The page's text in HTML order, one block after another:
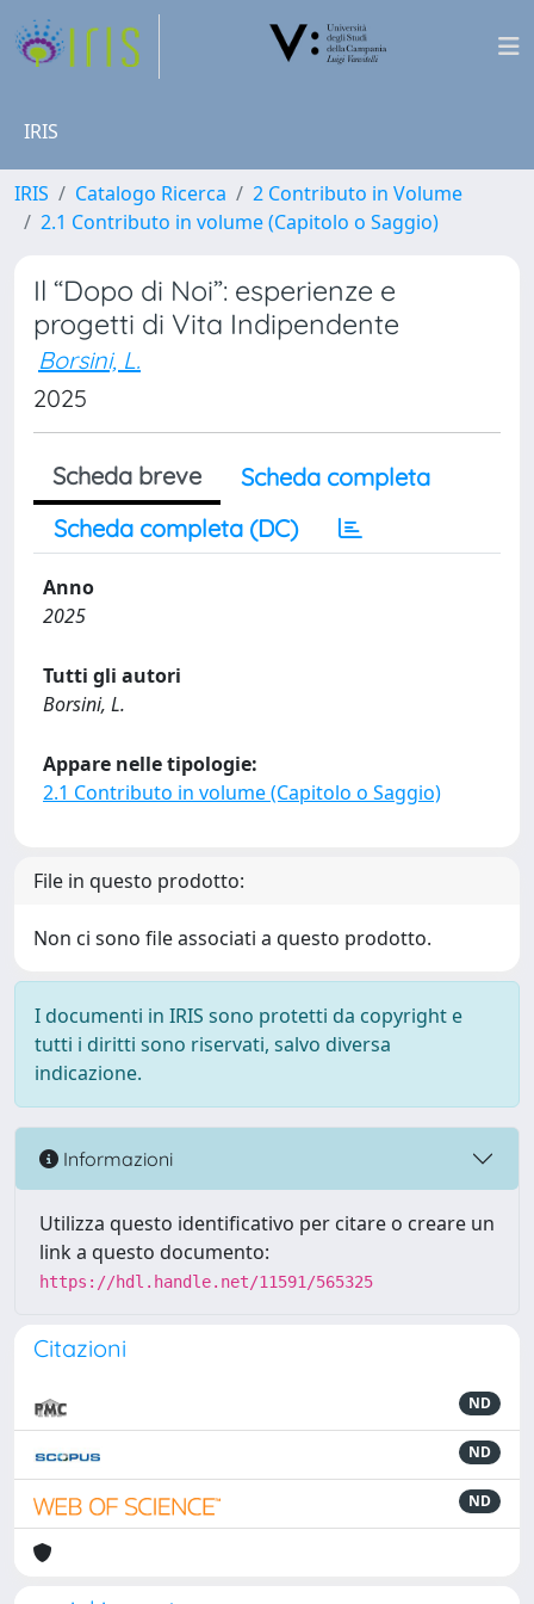
IRIS
IRIS Catalogo Ricerca
2 Contributo in Volume
2.1 Contributo in volume (Capitolo o Saggio)
Il “Dopo di Noi”: esperienze e
progetti di Vita Indipendente
Borsini, L.
2025
Scheda breve
Scheda completa
Scheda completa (DC)
Anno
2025
Tutti gli autori
Borsini, L.
Appare nelle tipologie:
2.1 Contributo in volume (Capitolo o Saggio)
File in questo prodotto:
Non ci sono file associati a questo prodotto.
I documenti in IRIS sono protetti da copyright e
tutti i diritti sono riservati, salvo diversa
indicazione.
Informazioni
Utilizza questo identificativo per citare o creare un
link a questo documento:
https://hdl.handle.net/11591/565325
Citazioni
ND
ND
ND